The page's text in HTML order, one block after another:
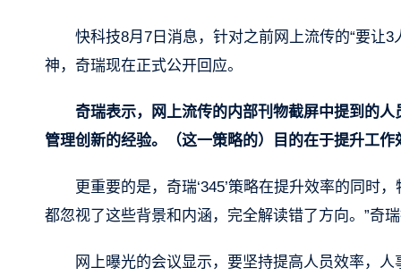
快科技8月7日消息，针对之前网上流传的“要让
神，奇瑞现在正式公开回应。
奇瑞表示，网上流传的内部刊物截屏中提到的
管理创新的经验。（这一策略的）目的在于提升工
更重要的是，奇瑞‘345’策略在提升效率的同时
都忽视了这些背景和内涵，完全解读错了方向。”奇
网上曝光的会议显示，要坚持提高人员效率，